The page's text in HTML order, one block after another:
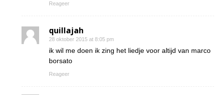
Reageer
quillajah
28 oktober 2015 at 8:05 pm
ik wil me doen ik zing het liedje voor altijd van marco
borsato
Reageer